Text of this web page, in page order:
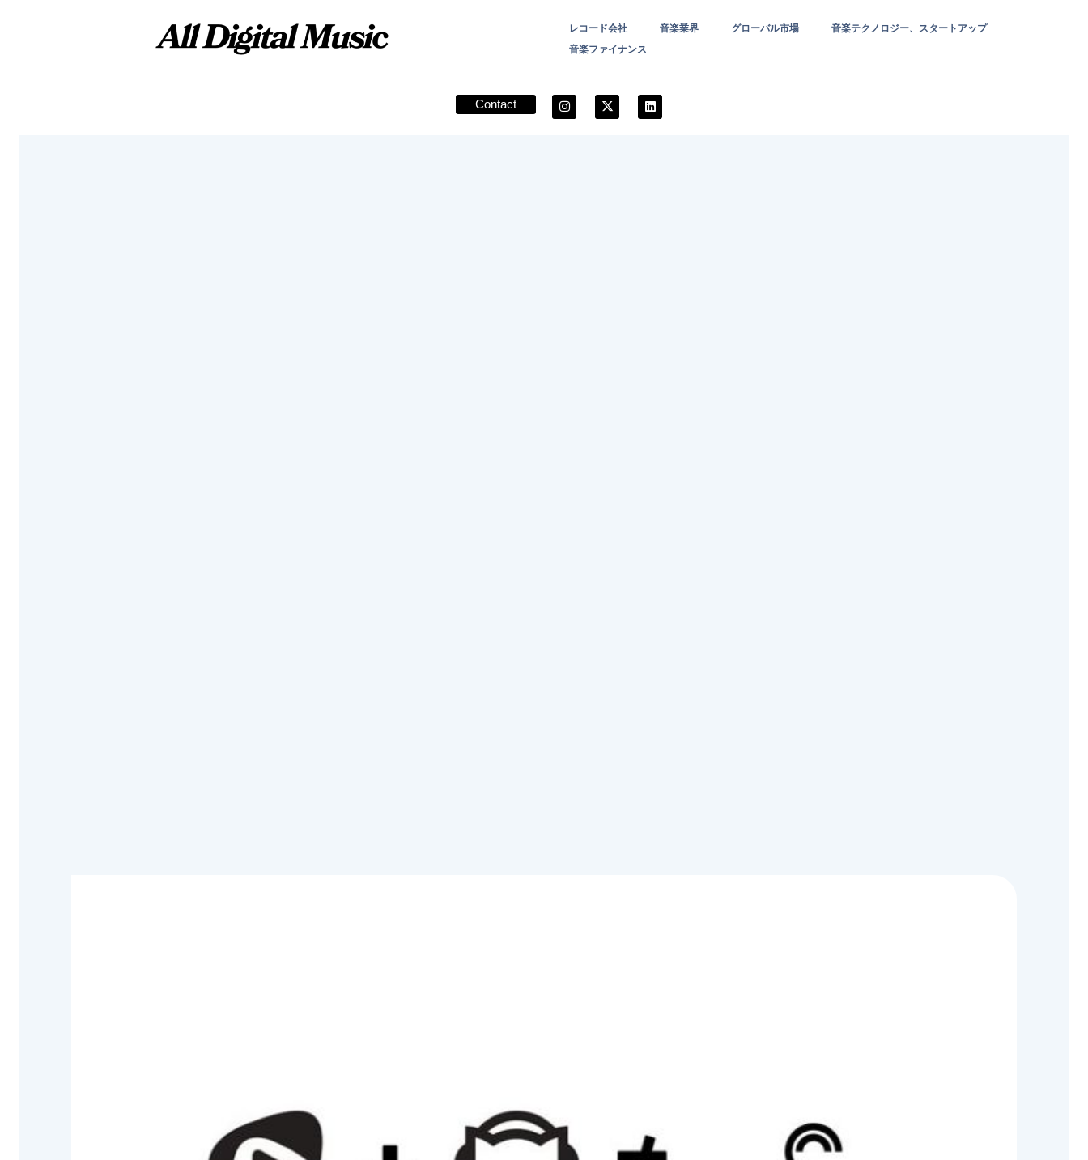
レコード会社 音楽業界 グローバル市場
音楽テクノロジー、スタートアップ
音楽ファイナンス
Contact